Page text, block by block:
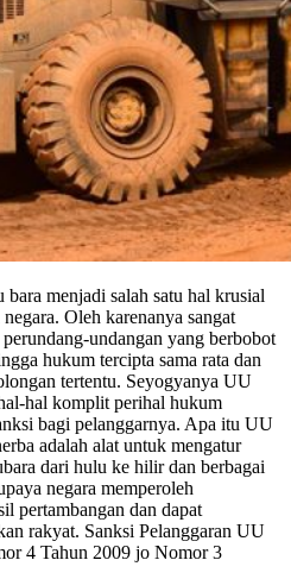
menjadi salah satu hal krusial
Oleh karenanya sangat
undangan yang berbobot
hukum tercipta sama rata dan
tertentu. Seyogyanya UU
hal komplit perihal hukum
bagi pelanggarnya. Apa itu UU
adalah alat untuk mengatur
dari hulu ke hilir dan berbagai
negara memperoleh
pertambangan dan dapat
rakyat. Sanksi Pelanggaran UU
4 Tahun 2009 jo Nomor 3